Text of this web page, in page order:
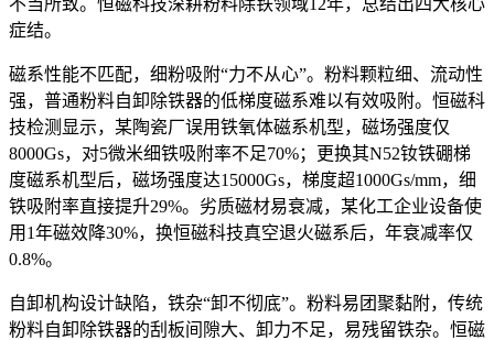
症结。
磁系性能不匹配，细粉吸附“力不从心”。粉料颗粒细、流动性
强，普通粉料自卸除铁器的低梯度磁系难以有效吸附。恒磁科
技检测显示，某陶瓷厂误用铁氧体磁系机型，磁场强度仅
8000Gs，对5微米细铁吸附率不足70%；更换其N52钕铁硼梯
度磁系机型后，磁场强度达15000Gs，梯度超1000Gs/mm，细
铁吸附率直接提升29%。劣质磁材易衰减，某化工企业设备使
用 1年磁效降30%，换恒磁科技真空退火磁系后，年衰减率仅
0.8%。
自卸机构设计缺陷，铁杂“卸不彻底”。粉料易团聚黏附，传统
粉料自卸除铁器的刮板间隙大、卸力不足，易残留铁杂。恒磁